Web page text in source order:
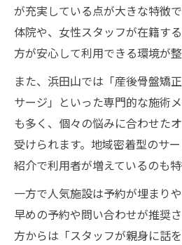
が充実している点が大きな特徴
体院や、女性スタッフが在籍す
方が安心して利用できる環境が整
また、浜田山では「産後骨盤矯
サージ」といった専門的な施術
も多く、個々の悩みに合わせた
受けられます。地域密着型のサ
紹介で利用者が増えているのも特
一方で人気施設は予約が埋まり
早めの予約や問い合わせが推奨
方からは「スタッフが親身に話